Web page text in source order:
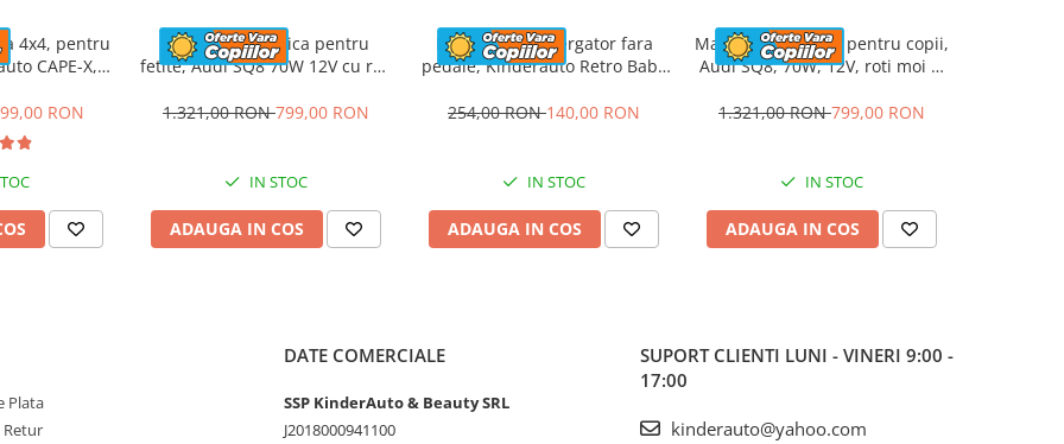
, gandirea prin
este rau , atentia
in mai multe locuri
copilului.
inapoi
4x4, pentru
CAPE-X,
RON
Masinuta electrica pentru
fetite, Audi SQ8 70W 12V cu roti
telecomanda, roz
1.321,00 RON799,00 RON
IN STOC
ADAUGA IN COS
Masinuta premergator fara
pedale, Kinderauto Retro Baby
254,00 RON140,00 RON
IN STOC
ADAUGA IN COS
Masinuta electrica pentru copii,
Audi SQ8, 70W, 12V, roti moi si
1.321,00 RON799,00 RON
IN STOC
ADAUGA IN COS
Plata
Retur
DATE COMERCIALE
SSP KinderAuto & Beauty SRL
J2018000941100
SUPORT CLIENTI LUNI - VINERI 9:00 -
17:00
kinderauto@yahoo.com